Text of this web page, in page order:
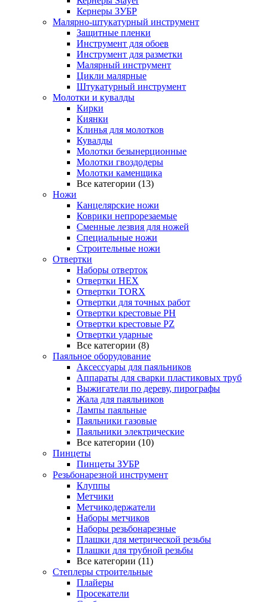
Кернеры ЗУБР
Малярно-штукатурный инструмент
Защитные пленки
Инструмент для обоев
Инструмент для разметки
Малярный инструмент
Цикли малярные
Штукатурный инструмент
Молотки и кувалды
Кирки
Киянки
Клинья для молотков
Кувалды
Молотки безынерционные
Молотки гвоздодеры
Молотки каменщика
Все категории (13)
Ножи
Канцелярские ножи
Коврики непрорезаемые
Сменные лезвия для ножей
Специальные ножи
Строительные ножи
Отвертки
Наборы отверток
Отвертки HEX
Отвертки TORX
Отвертки для точных работ
Отвертки крестовые PH
Отвертки крестовые PZ
Отвертки ударные
Все категории (8)
Паяльное оборудование
Аксессуары для паяльников
Аппараты для сварки пластиковых труб
Выжигатели по дереву, пирографы
Жала для паяльников
Лампы паяльные
Паяльники газовые
Паяльники электрические
Все категории (10)
Пинцеты
Пинцеты ЗУБР
Резьбонарезной инструмент
Клуппы
Метчики
Метчикодержатели
Наборы метчиков
Наборы резьбонарезные
Плашки для метрической резьбы
Плашки для трубной резьбы
Все категории (11)
Степлеры строительные
Плайеры
Просекатели